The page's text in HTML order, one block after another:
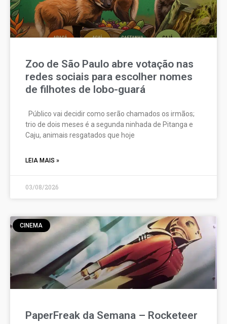
Zoo de São Paulo abre votação nas
redes sociais para escolher nomes
de filhotes de lobo-guará
Público vai decidir como serão chamados os irmãos;
trio de dois meses é a segunda ninhada de Pitanga e
Caju, animais resgatados que hoje
LEIA MAIS »
03/08/2026
CINEMA
PaperFreak da Semana – Rocketeer